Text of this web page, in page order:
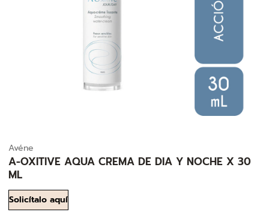
Avéne
A-OXITIVE AQUA CREMA DE DIA Y NOCHE X 30
ML
Solicítalo aquí